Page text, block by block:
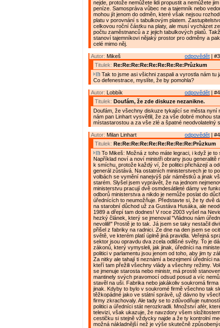
nejde, protože nemůžete lidi propustit a nemůžete
peníze. Samospráva vůbec ne a tajemník nebo
mohou jít jenom do odměn, které však nejsou
platu v porovnání s tabulkovým platem.
celkovou roční částku na platy, ale musí vycházet
počtu zaměstnanců a z jejich tabulkových platů.
stanoví tajemníkovi nějaký prostor pro odměny a
celé mimo něj.
odpovědět |
Autor: Mikeš
Titulek: Re:Re:Re:Re:Re:Re:Re:Re:Průzkum
Tak to jsme asi všichni zaspali a vyrostla nám tu
Co defenestrace, myslíte, že by pomohla?
odpovědět |
Autor: Lobbík
Titulek: Doufám, že zde diskuze nezanikne.
Doufám, že všechny diskuze tykající se města nyní
nám pan Linhart vysvětlil, že za vše dobré mohou
místastarostou a za vše zlé a špatné neodvolatelný
odpovědět |
Autor: Milan Linhart
Titulek: Re:Re:Re:Re:Re:Re:Re:Re:Re:Průzkum
To Mikeš: Možná z toho máte legraci, i když je to
Například noví a noví ministři obrany jsou generalitě
k smíchu, protože každý ví, že politici přicházejí a
generál zůstává. Na ostatních ministerstvech je to
volbách se vymění nanejvýš pár náměstků a jinak
starém. Slyšel jsem vyprávět, že na jednom
ministerstvu pracují dvě osmdesátileté dámy ve
odborů ministerstva a nikdo je nemůže poslat do
úřednících to neumožňuje. Představte si, že ty dvě
na starobní důchod už za Gustáva Husáka, ale
1989 a dřepí tam dodnes! V roce 2003 vyšel na
hezký článek, který se jmenoval "Vládnou nám
nevolili!" Prostě je to tak. Já jsem se taky nestačil
přišel z fabriky na radnici. Ze dne na den jsem se
světě, ve kterém platí úplně jiná pravidla. Veřejná
sektor jsou opravdu dva zcela odlišné světy. To je
zákonů, který vymysleli, jak jinak, úředníci na
politici v parlamentu jsou jenom od toho, aby jim ty
Za nitky ale tahají ti neznámí a bezejmení úředníci
kteří tam přežili všechny vlády a všechny režimy.
se jmenuje starosta nebo ministr, má prostě
mantinely svých pravomocí odsud posud a víc
stavěl na uši. Fabrika nebo jakákoliv soukromá
jinak. Kdyby to bylo v soukromé firmě všechno tak
těžkopádné jako ve státní správě, už dávno by
firmy zkrachovaly. Ale tady se to zdůvodňuje
politici a úředníci stát nerozkradli. Množství afér,
televizi, však ukazuje, že navzdory všem
cestičku si stejně vždycky najde a že ty kontrolní
možná nákladnější než je výše skutečně